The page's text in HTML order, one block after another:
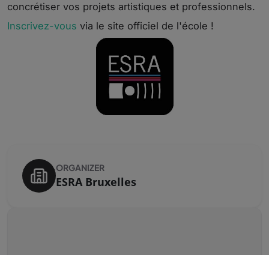
concrétiser vos projets artistiques et professionnels.
Inscrivez-vous via le site officiel de l'école !
ORGANIZER
ESRA Bruxelles